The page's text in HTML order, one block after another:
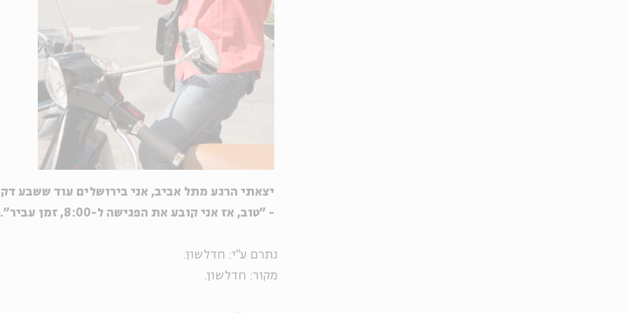
יצאתי הרגע מתל אביב, אני בירושלים עוד ששבע
- "טוב, אז אני קובע את הפגישה ל-8:00, זמן עביר".
נתרם ע"י: חדלשון.
מקור: חדלשון.